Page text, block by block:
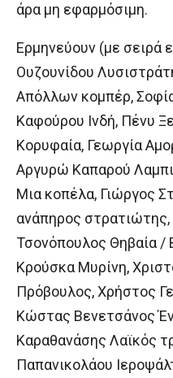
άρα μη εφαρμόσιμη.
Ερμηνεύουν (με σειρά
Ουζουνίδου
Απόλλων κομπέρ,
Καφούρου Ινδή, Πένυ
Κορυφαία, Γεωργία
Αργυρώ Καπαρού
Μια κοπέλα, Γιώργος
ανάπηρος
Τσονόπουλος Θηβαία /
Κρούσκα Μυρίνη,
Πρόβουλος, Χρήστος
Κώστας Βενετσάνος
Καραθανάσης Λαϊκός
Παπανικολάου